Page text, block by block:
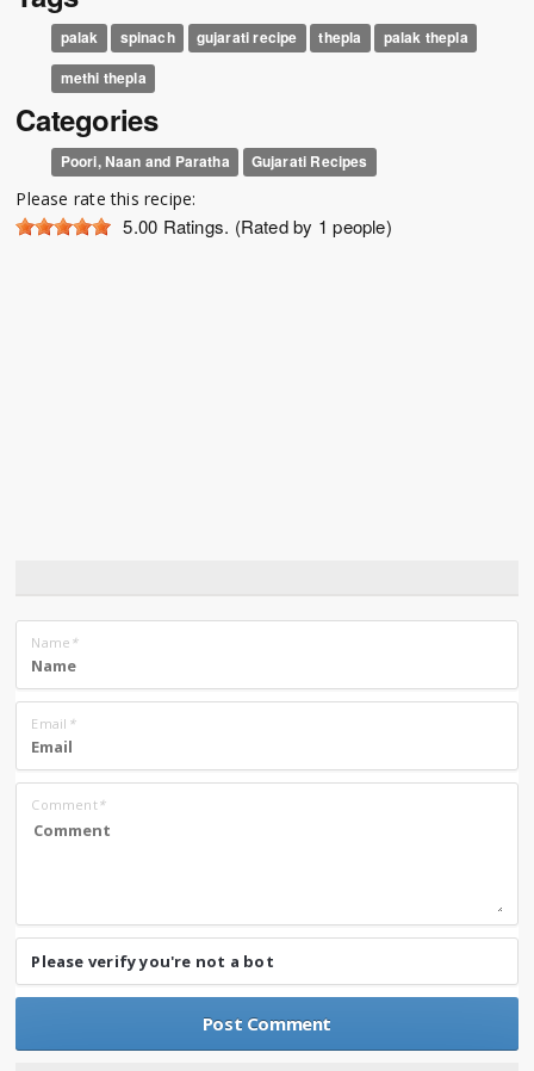
palak spinach gujarati recipe thepla
palak thepla
methi thepla
Categories
Poori, Naan and Paratha Gujarati Recipes
Please rate this recipe:
5.00 Ratings. (Rated by 1 people)
Name *
Email *
Comment*
Please verify you're not a bot